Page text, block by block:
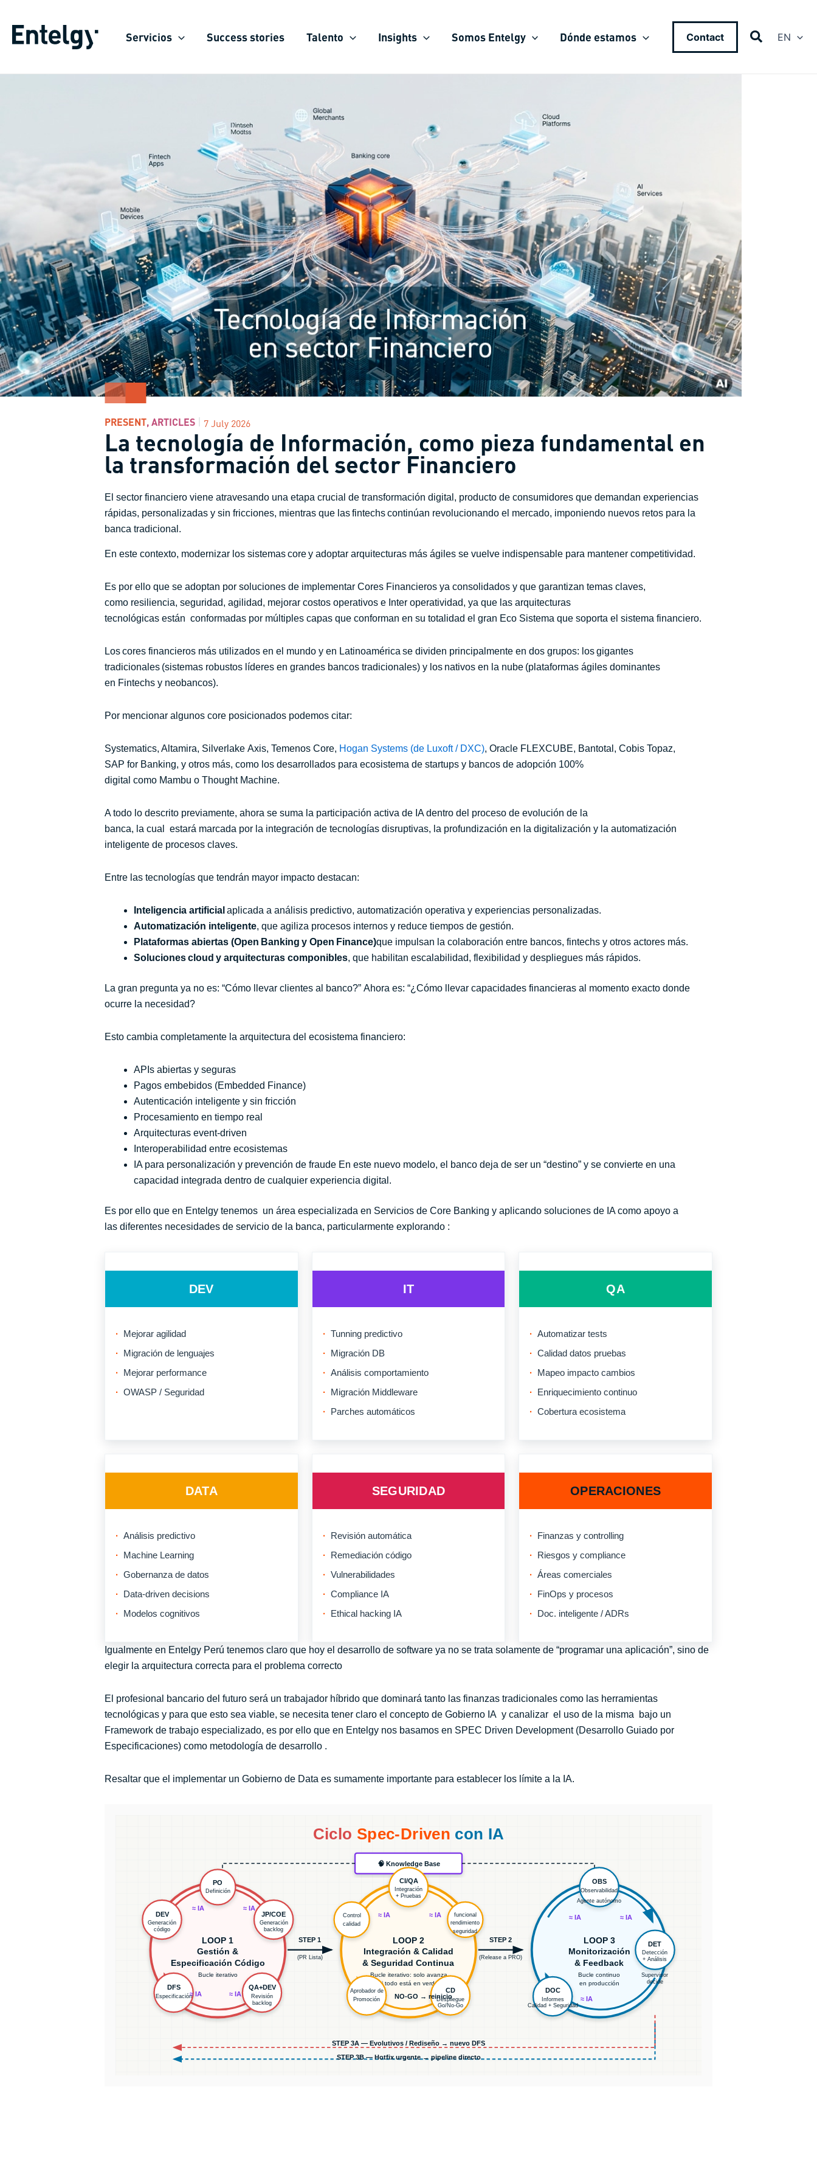
content
Servicios Success stories Talento Insights Somos Entelgy Dónde estamos Contact EN
PRESENT, ARTICLES 7 July 2026
La tecnología de Información, como pieza fundamental en
la transformación del sector Financiero
El sector financiero viene atravesando una etapa crucial de transformación digital, producto de consumidores que demandan experiencias
rápidas, personalizadas y sin fricciones, mientras que las fintechs continúan revolucionando el mercado, imponiendo nuevos retos para la
banca tradicional.
En este contexto, modernizar los sistemas core y adoptar arquitecturas más ágiles se vuelve indispensable para mantener competitividad.
Es por ello que se adoptan por soluciones de implementar Cores Financieros ya consolidados y que garantizan temas claves,
como resiliencia, seguridad, agilidad, mejorar costos operativos e Inter operatividad, ya que las arquitecturas
tecnológicas están conformadas por múltiples capas que conforman en su totalidad el gran Eco Sistema que soporta el sistema financiero.
Los cores financieros más utilizados en el mundo y en Latinoamérica se dividen principalmente en dos grupos: los gigantes
tradicionales (sistemas robustos líderes en grandes bancos tradicionales) y los nativos en la nube (plataformas ágiles dominantes
en Fintechs y neobancos).
Por mencionar algunos core posicionados podemos citar:
Systematics, Altamira, Silverlake Axis, Temenos Core, Hogan Systems (de Luxoft / DXC), Oracle FLEXCUBE, Bantotal, Cobis Topaz,
SAP for Banking, y otros más, como los desarrollados para ecosistema de startups y bancos de adopción 100%
digital como Mambu o Thought Machine.
A todo lo descrito previamente, ahora se suma la participación activa de IA dentro del proceso de evolución de la
banca, la cual estará marcada por la integración de tecnologías disruptivas, la profundización en la digitalización y la automatización
inteligente de procesos claves.
Entre las tecnologías que tendrán mayor impacto destacan:
Inteligencia artificial aplicada a análisis predictivo, automatización operativa y experiencias personalizadas.
Automatización inteligente, que agiliza procesos internos y reduce tiempos de gestión.
Plataformas abiertas (Open Banking y Open Finance)que impulsan la colaboración entre bancos, fintechs y otros actores más.
Soluciones cloud y arquitecturas componibles, que habilitan escalabilidad, flexibilidad y despliegues más rápidos.
La gran pregunta ya no es: “Cómo llevar clientes al banco?” Ahora es: “¿Cómo llevar capacidades financieras al momento exacto donde
ocurre la necesidad?
Esto cambia completamente la arquitectura del ecosistema financiero:
APIs abiertas y seguras
Pagos embebidos (Embedded Finance)
Autenticación inteligente y sin fricción
Procesamiento en tiempo real
Arquitecturas event-driven
Interoperabilidad entre ecosistemas
IA para personalización y prevención de fraude En este nuevo modelo, el banco deja de ser un “destino” y se convierte en una
capacidad integrada dentro de cualquier experiencia digital.
Es por ello que en Entelgy tenemos un área especializada en Servicios de Core Banking y aplicando soluciones de IA como apoyo a
las diferentes necesidades de servicio de la banca, particularmente explorando :
DEV
Mejorar agilidad
Migración de lenguajes
Mejorar performance
OWASP / Seguridad
IT
Tunning predictivo
Migración DB
Análisis comportamiento
Migración Middleware
Parches automáticos
QA
Automatizar tests
Calidad datos pruebas
Mapeo impacto cambios
Enriquecimiento continuo
Cobertura ecosistema
DATA
Análisis predictivo
Machine Learning
Gobernanza de datos
Data-driven decisions
Modelos cognitivos
SEGURIDAD
Revisión automática
Remediación código
Vulnerabilidades
Compliance IA
Ethical hacking IA
OPERACIONES
Finanzas y controlling
Riesgos y compliance
Áreas comerciales
FinOps y procesos
Doc. inteligente / ADRs
Igualmente en Entelgy Perú tenemos claro que hoy el desarrollo de software ya no se trata solamente de “programar una aplicación”, sino de
elegir la arquitectura correcta para el problema correcto
El profesional bancario del futuro será un trabajador híbrido que dominará tanto las finanzas tradicionales como las herramientas
tecnológicas y para que esto sea viable, se necesita tener claro el concepto de Gobierno IA y canalizar el uso de la misma bajo un
Framework de trabajo especializado, es por ello que en Entelgy nos basamos en SPEC Driven Development (Desarrollo Guiado por
Especificaciones) como metodología de desarrollo .
Resaltar que el implementar un Gobierno de Data es sumamente importante para establecer los límite a la IA.
Ciclo Spec-Driven con IA
🧠 Knowledge Base
LOOP 1
Gestión &
Especificación Código
Bucle iterativo
PO
Definición
JP/COE
Generación
backlog
QA+DEV
Revisión
backlog
DFS
Especificación
DEV
Generación
código
≈ IA ≈ IA
≈ IA ≈ IA
STEP 1
(PR Lista)
LOOP 2
Integración & Calidad
& Seguridad Continua
Bucle iterativo: solo avanza
si todo está en verde
CI/QA
Integración
+ Pruebas
funcional
rendimiento
seguridad
CD
Despliegue
Go/No-Go
Aprobador de
Promoción
Control
calidad
≈ IA ≈ IA
NO-GO → reinicio
STEP 2
(Release a PRO)
LOOP 3
Monitorización
& Feedback
Bucle continuo
en producción
OBS
Observabilidad
Agente autónomo
DET
Detección
+ Análisis
Supervisor
decide
DOC
Informes
Calidad + Seguridad
≈ IA ≈ IA
≈ IA
STEP 3A — Evolutivos / Rediseño → nuevo DFS
STEP 3B — Hotfix urgente → pipeline directo